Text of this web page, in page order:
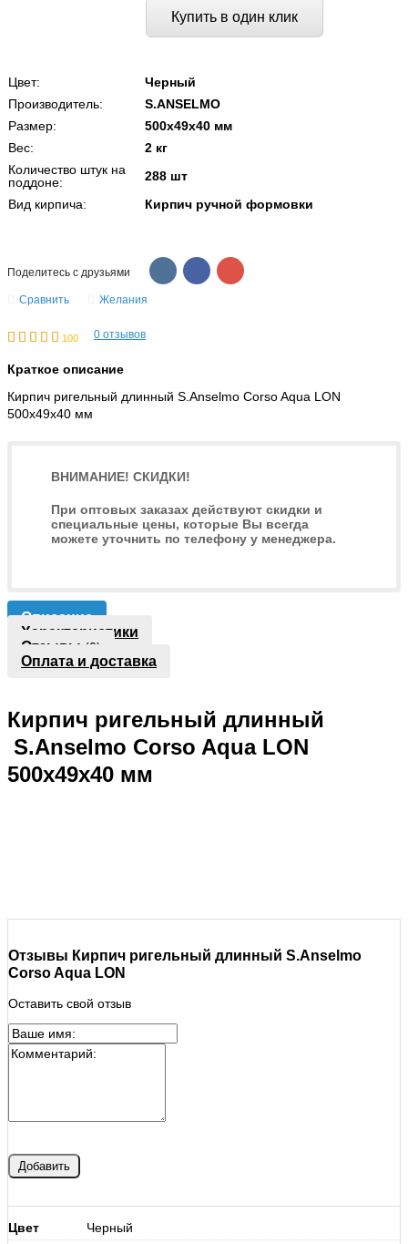
Купить в один клик
Цвет:
Черный
Производитель:
S.ANSELMO
Размер:
500х49х40 мм
Вес:
2 кг
Количество штук на
поддоне:
288 шт
Вид кирпича:
Кирпич ручной формовки
Поделитесь с друзьями
Сравнить Желания
100
12345 0 отзывов
Краткое описание
Кирпич ригельный длинный S.Anselmo Corso Aqua LON
500х49х40 мм
ВНИМАНИЕ! СКИДКИ!
При оптовых заказах действуют скидки и
специальные цены, которые Вы всегда
можете уточнить по телефону у менеджера.
Описание
Характеристики
Отзывы (0)
Оплата и доставка
Кирпич ригельный длинный
S.Anselmo Corso Aqua LON
500х49х40 мм
Отзывы Кирпич ригельный длинный S.Anselmo
Corso Aqua LON
Оставить свой отзыв
Цвет
Черный